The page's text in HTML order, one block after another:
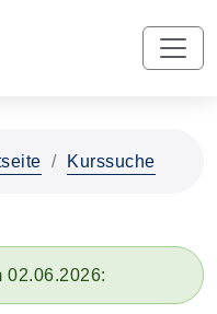
Kurssuche
02.06.2026: